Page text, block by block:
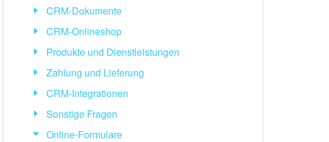
CRM-Dokumente
CRM-Onlineshop
Produkte und Dienstleistungen
Zahlung und Lieferung
CRM-Integrationen
Sonstige Fragen
Online-Formulare